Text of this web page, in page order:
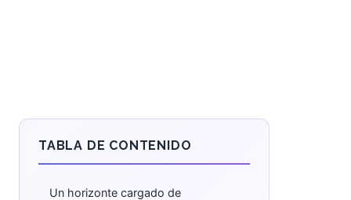
TABLA DE CONTENIDO
Un horizonte cargado de